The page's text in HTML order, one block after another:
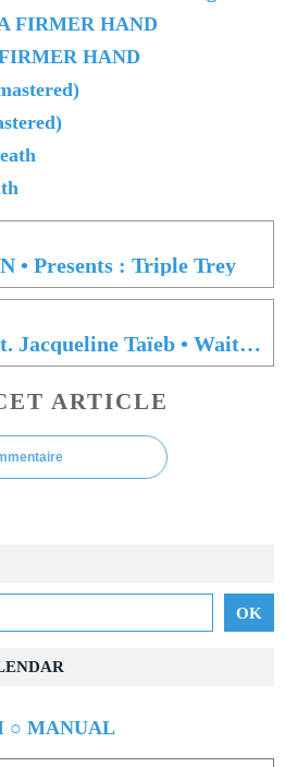
HAND
• Presents : Triple Trey
Caesar Spencer feat. Jacqueline Taïeb • Waiting for Sorrow
ARTICLE
○ MANUAL